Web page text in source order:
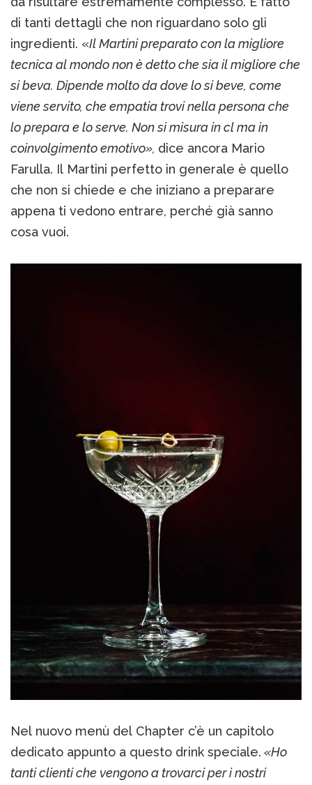
di tanti dettagli che non riguardano solo gli
ingredienti. «Il Martini preparato con la migliore
tecnica al mondo non è detto che sia il migliore che
si beva. Dipende molto da dove lo si beve, come
viene servito, che empatia trovi nella persona che
lo prepara e lo serve. Non si misura in cl ma in
coinvolgimento emotivo», dice ancora Mario
Farulla. Il Martini perfetto in generale è quello
che non si chiede e che iniziano a preparare
appena ti vedono entrare, perché già sanno
cosa vuoi.
Nel nuovo menù del Chapter c’è un capitolo
dedicato appunto a questo drink speciale. «Ho
tanti clienti che vengono a trovarci per i nostri